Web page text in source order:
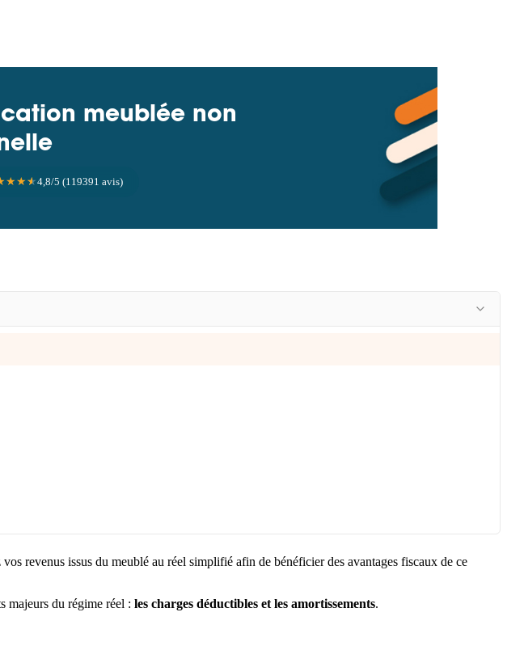
meublée non
★★★4,8/5 (119391 avis)
revenus issus du meublé au réel simplifié afin de bénéficier des avantages fiscaux de ce
majeurs du régime réel : les charges déductibles et les amortissements.